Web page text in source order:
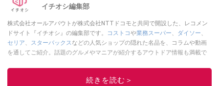
イチオシ編集部
株式会社オールアバウトが株式会社NTTドコモと共同で開設した、レコメン
ドサイト『イチオシ』の編集部です。
コストコや業務スーパー、 ダイソー、
セリア、 スターバックスなどの人気ショップの隠れた名品を、コラムや動画
を通してご紹介。話題のグルメやマニアが紹介するアウトドア情報も満載で
レビューしています。毎日トレンド情報をお届けしているので、ぜひ
してください！続きを読む＞